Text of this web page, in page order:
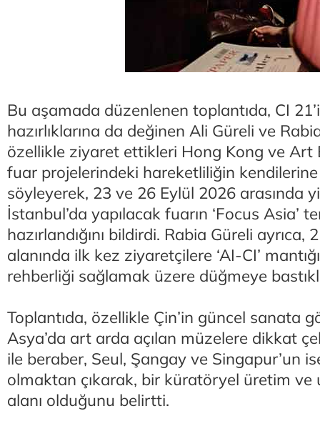
Bu aşamada düzenlenen toplantıda, CI
hazırlıklarına da değinen Ali Güreli ve
özellikle ziyaret ettikleri Hong Kong ve Art
fuar projelerindeki hareketliliğin
söyleyerek, 23 ve 26 Eylül 2026 arasında
İstanbul’da yapılacak fuarın ‘Focus Asia’
hazırlandığını bildirdi. Rabia Güreli ayrıca,
alanında ilk kez ziyaretçilere ‘AI-CI’
rehberliği sağlamak üzere düğmeye
Toplantıda, özellikle Çin’in güncel sanata
Asya’da art arda açılan müzelere dikkat
ile beraber, Seul, Şangay ve Singapur’un
olmaktan çıkarak, bir küratöryel üretim ve
alanı olduğunu belirtti.